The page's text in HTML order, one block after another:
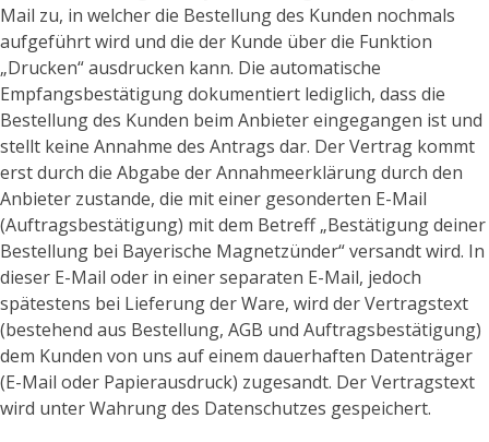
Mail zu, in welcher die Bestellung des Kunden nochmals
aufgeführt wird und die der Kunde über die Funktion
„Drucken“ ausdrucken kann. Die automatische
Empfangsbestätigung dokumentiert lediglich, dass die
Bestellung des Kunden beim Anbieter eingegangen ist und
stellt keine Annahme des Antrags dar. Der Vertrag kommt
erst durch die Abgabe der Annahmeerklärung durch den
Anbieter zustande, die mit einer gesonderten E-Mail
(Auftragsbestätigung) mit dem Betreff „Bestätigung deiner
Bestellung bei Bayerische Magnetzünder“ versandt wird. In
dieser E-Mail oder in einer separaten E-Mail, jedoch
spätestens bei Lieferung der Ware, wird der Vertragstext
(bestehend aus Bestellung, AGB und Auftragsbestätigung)
dem Kunden von uns auf einem dauerhaften Datenträger
(E-Mail oder Papierausdruck) zugesandt. Der Vertragstext
wird unter Wahrung des Datenschutzes gespeichert.